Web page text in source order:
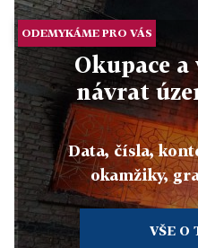
ODEMYKÁME PRO VÁS
Okupace
návrat
Data, čísla,
okamžiky,
VŠE O